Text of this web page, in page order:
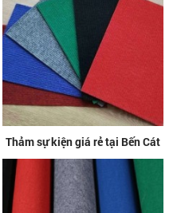
Thảm sự kiện giá rẻ tại Bến Cát